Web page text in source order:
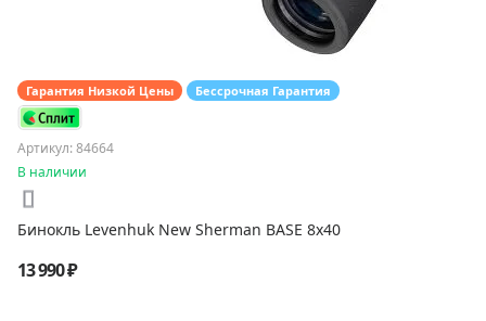
Гарантия Низкой Цены Бессрочная Гарантия
Артикул: 84664
В наличии
Бинокль Levenhuk New Sherman BASE 8x40
13 990 ₽